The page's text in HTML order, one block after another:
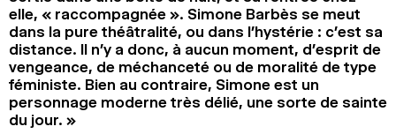
elle, « raccompagnée ». Simone Barbès se meut
dans la pure théâtralité, ou dans l’hystérie : c’est sa
distance. Il n’y a donc, à aucun moment, d’esprit de
vengeance, de méchanceté ou de moralité de type
féministe. Bien au contraire, Simone est un
personnage moderne très délié, une sorte de sainte
du jour. »